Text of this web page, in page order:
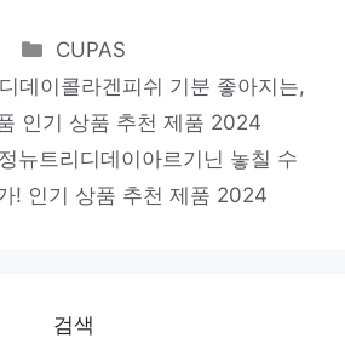
는 최고의 아이템 인기 상품
천 제품 2024
추가하세요 인기 상품 추천
Categories
CUPAS
데이콜라겐피쉬 기분 좋아지는,
인기 상품 추천 제품 2024
뉴트리디데이아르기닌 놓칠 수
! 인기 상품 추천 제품 2024
검색